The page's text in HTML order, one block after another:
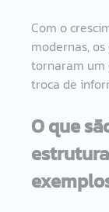
Com o
modernas,
tornaram um
troca de
O que